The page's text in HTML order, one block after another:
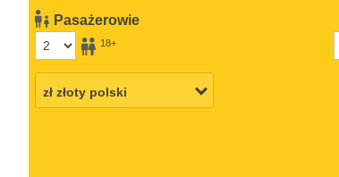
Pasażerowie
18+